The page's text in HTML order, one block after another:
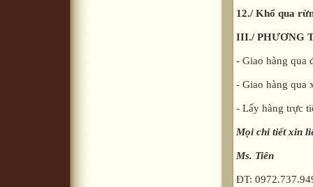
12./ Khổ qua
III./ PHƯƠNG
- Giao hàng qua
- Giao hàng qua
- Lấy hàng trực
Mọi chi tiết xin
Ms. Tiên
ĐT: